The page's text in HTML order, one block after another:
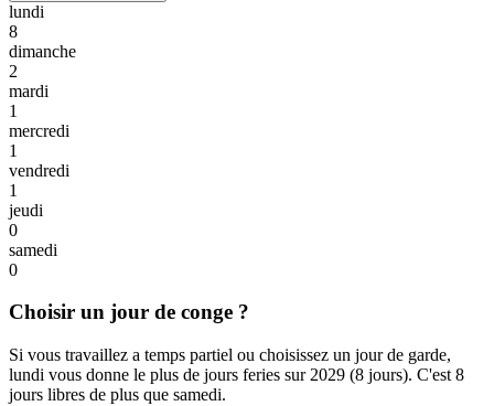
lundi
8
dimanche
2
mardi
1
mercredi
1
vendredi
1
jeudi
0
samedi
0
Choisir un jour de conge ?
Si vous travaillez a temps partiel ou choisissez un jour de garde,
lundi vous donne le plus de jours feries sur 2029 (8 jours). C'est 8
jours libres de plus que samedi.